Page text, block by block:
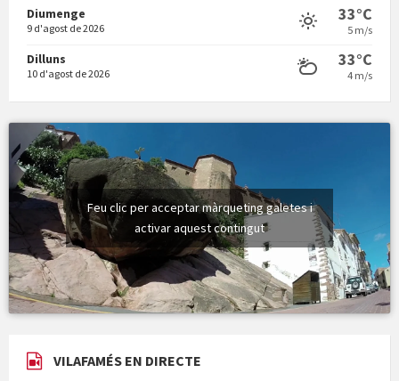
Vermuts a la Font. Hit parit
Diumenge
9 d'agost de 2026
33°C
5 m/s
Dilluns
10 d'agost de 2026
33°C
4 m/s
Feu clic per acceptar màrqueting galetes i
activar aquest contingut
VILAFAMÉS EN DIRECTE